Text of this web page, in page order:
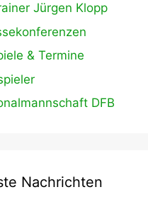
Jürgen Klopp
& Termine
DFB
Nachrichten